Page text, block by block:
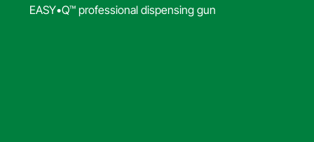
EASY•Q™ professional dispensing gun